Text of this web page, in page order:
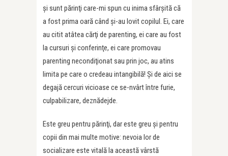
şi sunt părinţi care-mi spun cu inima sfârşită că
a fost prima oară când şi-au lovit copilul. Ei, care
au citit atâtea cărţi de parenting, ei care au fost
la cursuri şi conferinţe, ei care promovau
parenting necondiţionat sau prin joc, au atins
limita pe care o credeau intangibilă! Şi de aici se
degajă cercuri vicioase ce se-nvârt între furie,
culpabilizare, deznădejde.
Este greu pentru părinţi, dar este greu şi pentru
copii din mai multe motive: nevoia lor de
socializare este vitală la această vârstă